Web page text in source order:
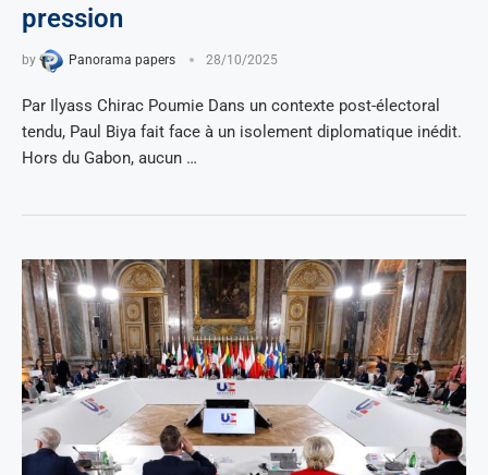
pression
by Panorama papers 28/10/2025
Par Ilyass Chirac Poumie Dans un contexte post-électoral
tendu, Paul Biya fait face à un isolement diplomatique inédit.
Hors du Gabon, aucun …